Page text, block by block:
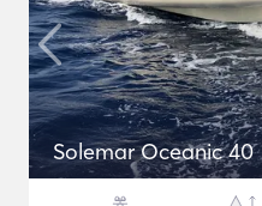
Solemar Oceanic 40